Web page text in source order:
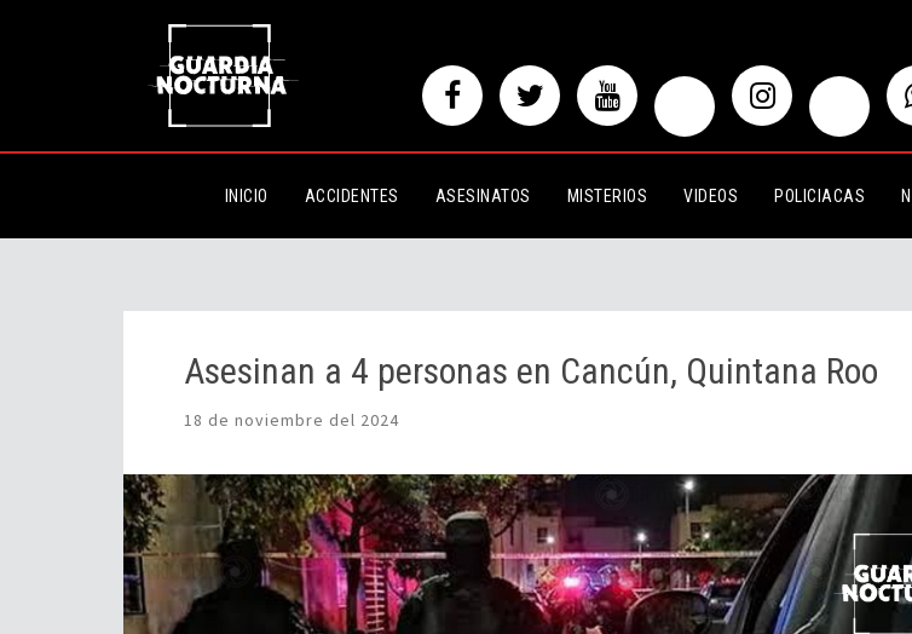
INICIO ACCIDENTES ASESINATOS MISTERIOS VIDEOS POLICIACAS
Asesinan a 4 personas en Cancún, Quintana Roo
Asesinan a 4 personas en Cancún, Quintana Roo
18 de noviembre del 2024